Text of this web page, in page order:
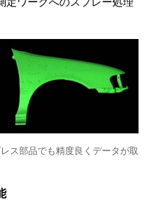
ス部品でも精度良くデータが取